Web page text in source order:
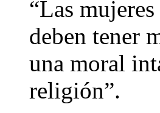
“Las
deben tener
una moral
religión”.